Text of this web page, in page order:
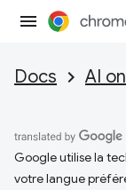
Docs AI
Google utilise la
votre langue